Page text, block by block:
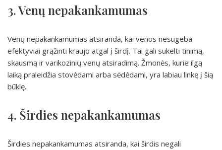
3. Venų nepakankamumas
Venų nepakankamumas atsiranda, kai venos nesugeba
efektyviai grąžinti kraujo atgal į širdį. Tai gali sukelti tinimą,
skausmą ir varikozinių venų atsiradimą. Žmonės, kurie ilgą
laiką praleidžia stovėdami arba sėdėdami, yra labiau linkę į šią
būklę.
4. Širdies nepakankamumas
Širdies nepakankamumas atsiranda, kai širdis negali